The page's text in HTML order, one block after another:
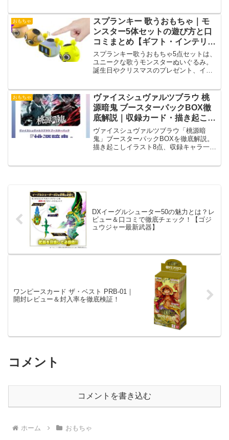
おもちゃ
スプランキー 歌うおもちゃ｜モ
ンスター5体セットの遊び方と口
コミまとめ【ギフト・インテリア
に】
スプランキー歌うおもちゃ5点セットは、
ユニークな歌うモンスターぬいぐるみ。
誕生日やクリスマスのプレゼント、イン
おもちゃ
ヴァイスシュヴァルツブラウ 桃
源暗鬼 ブースターパックBOX徹
底解説｜収録カード・描き起こ
し・サイン封入率・買取相場・買
い時まとめ
ヴァイスシュヴァルツブラウ「桃源暗
鬼」ブースターパックBOXを徹底解説。
描き起こしイラスト8点、収録キャラ一
DXイーグルシューター50の魅力とは？レ
ビュー＆口コミで徹底チェック！【ゴジ
ュウジャー最新武器】
ワンピースカード ザ・ベスト PRB-01｜
開封レビュー＆封入率を徹底検証！
コメント
コメントを書き込む
ホーム おもちゃ